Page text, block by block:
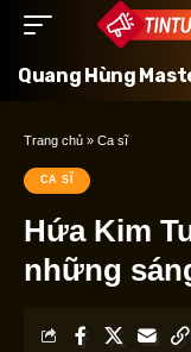
Quang Hùng
Trang chủ » Ca sĩ
CA SĨ
Hứa Kim
những